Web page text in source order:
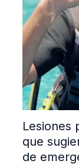
Lesiones
que
de